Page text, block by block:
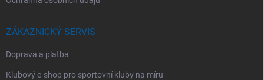
ZÁKAZNICKÝ SERVIS
Doprava a platba
Klubový e-shop pro sportovní kluby na míru